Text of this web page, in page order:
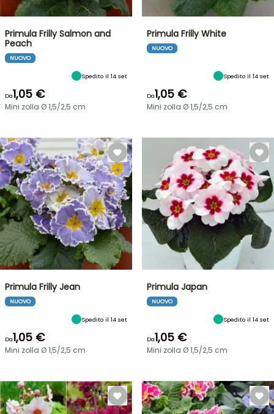
Primula Frilly Salmon and
Peach
NUOVO
Spedito il 14 set
Da1,05 €
Mini zolla Ø 1,5/2,5 cm
Primula Frilly White
NUOVO
Spedito il 14 set
Da1,05 €
Mini zolla Ø 1,5/2,5 cm
Primula Frilly Jean
NUOVO
Spedito il 14 set
Da1,05 €
Mini zolla Ø 1,5/2,5 cm
Primula Japan
NUOVO
Spedito il 14 set
Da1,05 €
Mini zolla Ø 1,5/2,5 cm